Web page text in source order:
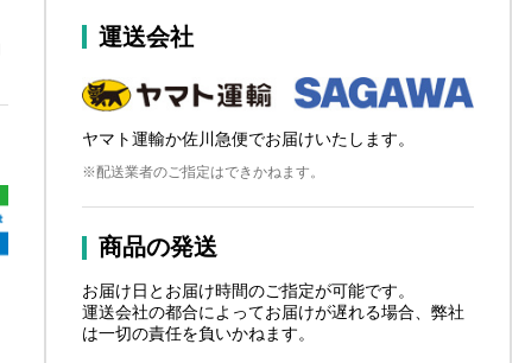
運送会社
ヤマト運輸か佐川急便でお届けいたします。
※配送業者のご指定はできかねます。
商品の発送
お届け日とお届け時間のご指定が可能です。
運送会社の都合によってお届けが遅れる場合、弊社
は一切の責任を負いかねます。